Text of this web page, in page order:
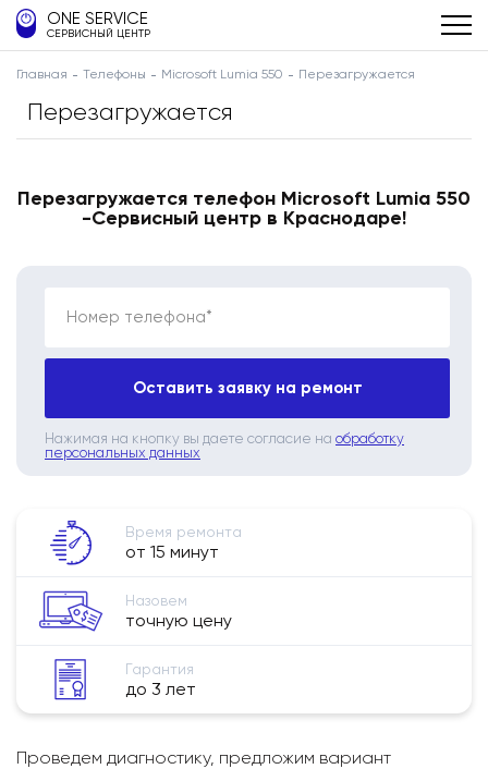
ONE SERVICE
СЕРВИСНЫЙ ЦЕНТР
Главная Телефоны Microsoft Lumia 550 Перезагружается
Перезагружается
Перезагружается телефон Microsoft Lumia 550
-Сервисный центр в Краснодаре!
Номер телефона*
Оставить заявку на ремонт
Нажимая на кнопку вы даете согласие на обработку
персональных данных
Время ремонта
от 15 минут
Назовем
точную цену
Гарантия
до 3 лет
Проведем диагностику, предложим вариант